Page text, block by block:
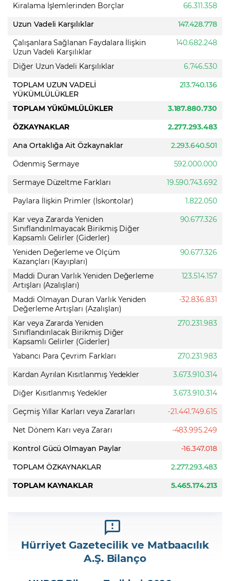
Kiralama İşlemlerinden Borçlar
66.311.358
Uzun Vadeli Karşılıklar
147.428.778
Çalışanlara Sağlanan Faydalara İlişkin
Uzun Vadeli Karşılıklar
140.682.248
Diğer Uzun Vadeli Karşılıklar
6.746.530
TOPLAM UZUN VADELİ
YÜKÜMLÜLÜKLER
213.740.136
TOPLAM YÜKÜMLÜLÜKLER
3.187.880.730
ÖZKAYNAKLAR
2.277.293.483
Ana Ortaklığa Ait Özkaynaklar
2.293.640.501
Ödenmiş Sermaye
592.000.000
Sermaye Düzeltme Farkları
19.590.743.692
Paylara İlişkin Primler (İskontolar)
1.822.050
Kar veya Zararda Yeniden
Sınıflandırılmayacak Birikmiş Diğer
Kapsamlı Gelirler (Giderler)
90.677.326
Yeniden Değerleme ve Ölçüm
Kazançları (Kayıpları)
90.677.326
Maddi Duran Varlık Yeniden Değerleme
Artışları (Azalışları)
123.514.157
Maddi Olmayan Duran Varlık Yeniden
Değerleme Artışları (Azalışları)
-32.836.831
Kar veya Zararda Yeniden
Sınıflandırılacak Birikmiş Diğer
Kapsamlı Gelirler (Giderler)
270.231.983
Yabancı Para Çevrim Farkları
270.231.983
Kardan Ayrılan Kısıtlanmış Yedekler
3.673.910.314
Diğer Kısıtlanmış Yedekler
3.673.910.314
Geçmiş Yıllar Karları veya Zararları
-21.441.749.615
Net Dönem Karı veya Zararı
-483.995.249
Kontrol Gücü Olmayan Paylar
-16.347.018
TOPLAM ÖZKAYNAKLAR
2.277.293.483
TOPLAM KAYNAKLAR
5.465.174.213
Hürriyet Gazetecilik ve Matbaacılık
A.Ş. Bilanço